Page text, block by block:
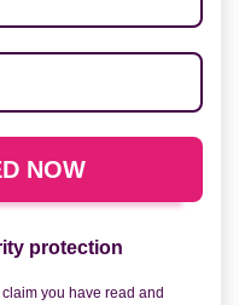
protection
you have read and